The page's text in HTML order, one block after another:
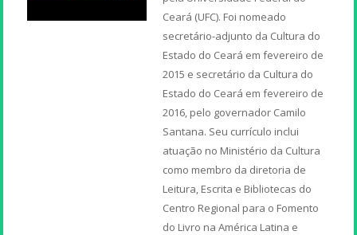
Ceará (UFC). Foi nomeado
secretário-adjunto da Cultura do
Estado do Ceará em fevereiro de
2015 e secretário da Cultura do
Estado do Ceará em fevereiro de
2016, pelo governador Camilo
Santana. Seu currículo inclui
atuação no Ministério da Cultura
como membro da diretoria de
Leitura, Escrita e Bibliotecas do
Centro Regional para o Fomento
do Livro na América Latina e